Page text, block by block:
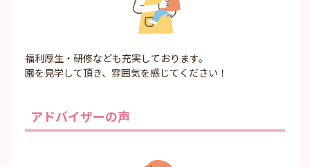
福利厚生・研修なども充実しております。
園を見学して頂き、雰囲気を感じてください！
アドバイザーの声